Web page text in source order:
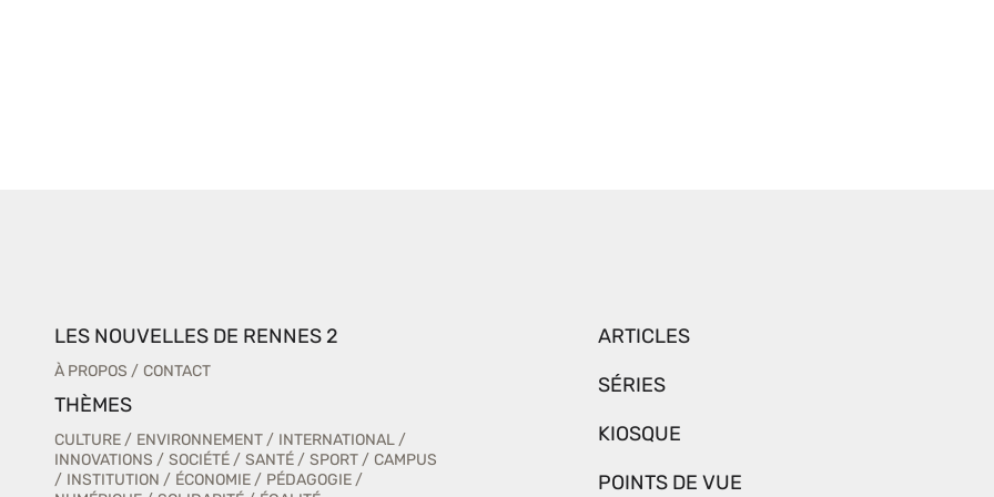
LES NOUVELLES DE RENNES 2
À PROPOS CONTACT
THÈMES
CULTURE ENVIRONNEMENT
INTERNATIONAL
INNOVATIONS
SOCIÉTÉ SANTÉ SPORT
CAMPUS
INSTITUTION
ÉCONOMIE
PÉDAGOGIE
ARTICLES
SÉRIES
KIOSQUE
POINTS DE VUE